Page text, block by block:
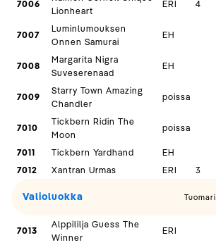
7006
Lionheart
ERI 4
7007
Luminlumouksen
Onnen Samurai
EH
7008
Margarita Nigra
Suveserenaad
EH
7009
Starry Town Amazing
Chandler
poissa
7010
Tickbern Ridin The
Moon
poissa
7011 Tickbern Yardhand
EH
7012
Xantran Urmas ERI 3
Valioluokka Tuomari
7013
Alppililja Guess The
Winner
ERI